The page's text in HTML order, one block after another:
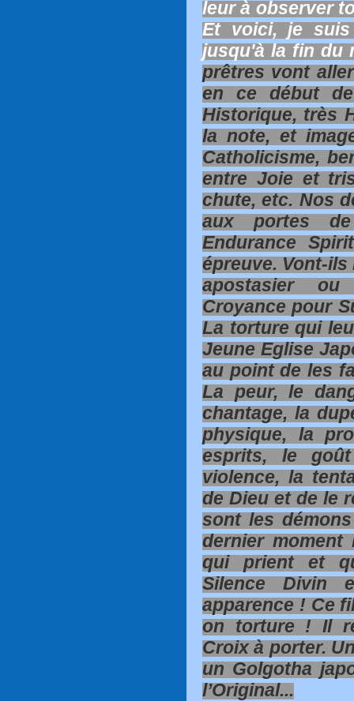
leur à observer
Et voici, je
jusqu'à la fin du
prêtres vont
en ce début
Historique, très
la note, et
Catholicisme,
entre Joie et
chute, etc. Nos
aux portes
Endurance
épreuve. Vont-
apostasier
Croyance pour
La torture qui
Jeune Eglise
au point de les
La peur, le
chantage, la
physique, la
esprits, le
violence, la
de Dieu et de le
sont les
dernier moment
qui prient et
Silence Divin
apparence ! Ce
on torture ! Il
Croix à porter.
un Golgotha
l’Original...